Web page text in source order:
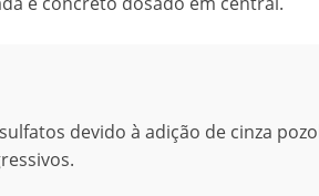
sulfatos devido à adição de cinza